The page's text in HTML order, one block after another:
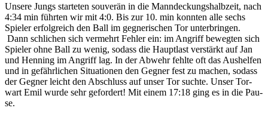
Unse­re Jungs star­te­ten sou­ve­rän in die Mann­de­ckungs­halb­zeit, nach
4:34 min führ­ten wir mit 4:0. Bis zur 10. min konn­ten alle sechs
Spie­ler erfolg­reich den Ball im geg­ne­ri­schen Tor unter­brin­gen.
Dann schli­chen sich ver­mehrt Feh­ler ein: im Angriff beweg­ten sich
Spie­ler ohne Ball zu wenig, sodass die Haupt­last ver­stärkt auf Jan
und Hen­ning im Angriff lag. In der Abwehr fehl­te oft das Aus­hel­fen
und in gefähr­li­chen Situa­tio­nen den Geg­ner fest zu machen, sodass
der Geg­ner leicht den Abschluss auf unser Tor such­te. Unser Tor­
wart Emil wur­de sehr gefor­dert! Mit einem 17:18 ging es in die Pau­
se.